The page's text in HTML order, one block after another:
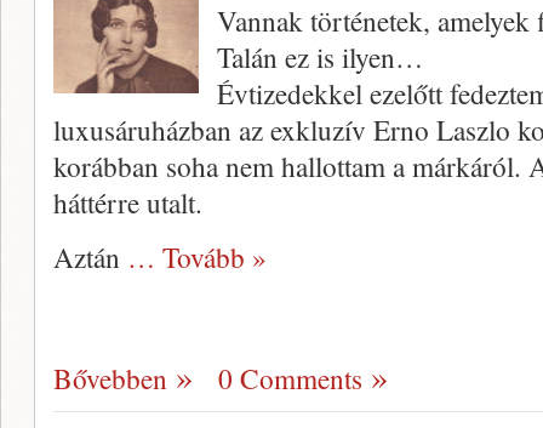
Vannak történetek,
Talán ez is ilyen…
Évtizedekkel ezelőtt
luxusáruházban az exkluzív Erno Laszlo
korábban soha nem hallottam a márkáról.
háttérre utalt.
Aztán … Tovább »
Bővebben 0 Comments